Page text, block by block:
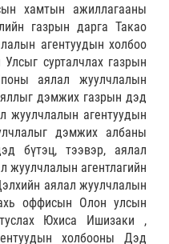
хамтын ажиллагааны
газрын дарга Такао
агентуудын холбоо
сурталчлах газрын
аялал жуулчлалын
дэмжих газрын дэд
жуулчлалын агентуудын
дэмжих албаны
бүтэц, тээвэр, аялал
агентлагийн
аялал жуулчлалын
оффисын Олон улсын
Юхиса Ишизаки ,
холбооны Дэд